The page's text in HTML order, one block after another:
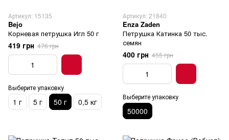
Артикул: 15135
Bejo
Корневая петрушка Игл 50 г
419 грн 476 грн
Выберите упаковку
1 г 5 г 50 г 0,5 кг
Артикул: 21840
Enza Zaden
Петрушка Катинка 50 тыс.
семян
400 грн 455 грн
Выберите упаковку
50000